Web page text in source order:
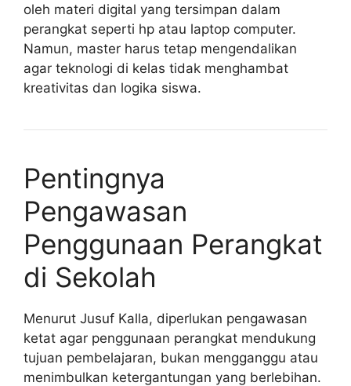
oleh materi digital yang tersimpan dalam
perangkat seperti hp atau laptop computer.
Namun, master harus tetap mengendalikan
agar teknologi di kelas tidak menghambat
kreativitas dan logika siswa.
Pentingnya
Pengawasan
Penggunaan Perangkat
di Sekolah
Menurut Jusuf Kalla, diperlukan pengawasan
ketat agar penggunaan perangkat mendukung
tujuan pembelajaran, bukan mengganggu atau
menimbulkan ketergantungan yang berlebihan.